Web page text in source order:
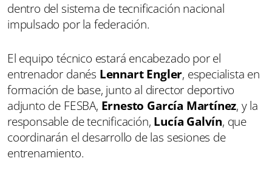
dentro del sistema de tecnificación nacional
impulsado por la federación.
El equipo técnico estará encabezado por el
entrenador danés Lennart Engler, especialista en
formación de base, junto al director deportivo
adjunto de FESBA, Ernesto García Martínez, y la
responsable de tecnificación, Lucía Galvín, que
coordinarán el desarrollo de las sesiones de
entrenamiento.